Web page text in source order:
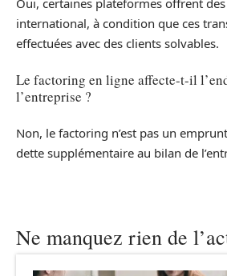
international, à condition que ces
effectuées avec des clients solvables.
Le factoring en ligne affecte-t-il
l’entreprise ?
Non, le factoring n’est pas un
dette supplémentaire au bilan de
Ne manquez rien de